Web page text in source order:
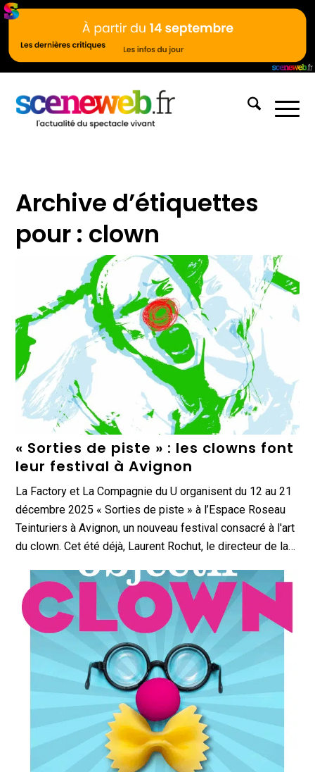
Archive d’étiquettes
pour : clown
« Sorties de piste » : les clowns font
leur festival à Avignon
La Factory et La Compagnie du U organisent du 12 au 21
décembre 2025 « Sorties de piste » à l’Espace Roseau
Teinturiers à Avignon, un nouveau festival consacré à l'art
du clown. Cet été déjà, Laurent Rochut, le directeur de la…